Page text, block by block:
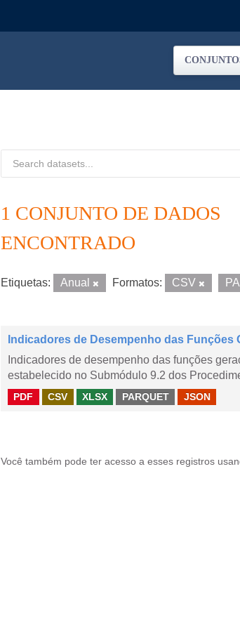
1 CONJUNTO DE DADOS
ENCONTRADO
Etiquetas: Anual Formatos: CSV
Indicadores de Desempenho das Funções
Indicadores de desempenho das funções
estabelecido no Submódulo 9.2 dos
PDF CSV XLSX PARQUET JSON
Você também pode ter acesso a esses registros